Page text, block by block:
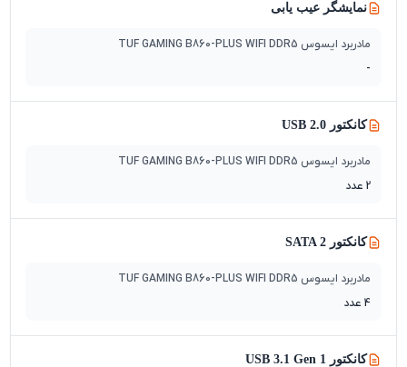
نمایشگر عیب یابی
مادربرد ایسوس TUF GAMING B860-PLUS WIFI DDR5
-
کانکتور USB 2.0
مادربرد ایسوس TUF GAMING B860-PLUS WIFI DDR5
2 عدد
کانکتور SATA 2
مادربرد ایسوس TUF GAMING B860-PLUS WIFI DDR5
4 عدد
کانکتور USB 3.1 Gen 1